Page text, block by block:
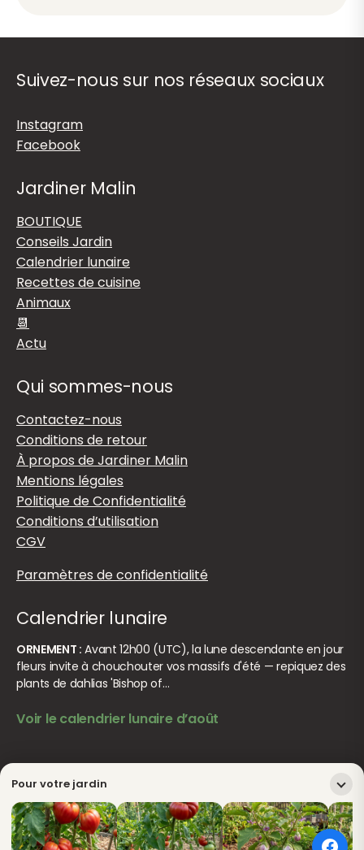
Pour votre jardin
Suivez-nous sur nos réseaux sociaux
Instagram
Facebook
Jardiner Malin
BOUTIQUE
Conseils Jardin
Calendrier lunaire
Recettes de cuisine
Animaux
📆
Actu
Qui sommes-nous
Contactez-nous
Conditions de retour
À propos de Jardiner Malin
Mentions légales
Politique de Confidentialité
Conditions d’utilisation
CGV
Paramètres de confidentialité
Calendrier lunaire
ORNEMENT : Avant 12h00 (UTC), la lune descendante en jour
fleurs invite à chouchouter vos massifs d'été — repiquez des
plants de dahlias 'Bishop of…
Voir le calendrier lunaire d’août